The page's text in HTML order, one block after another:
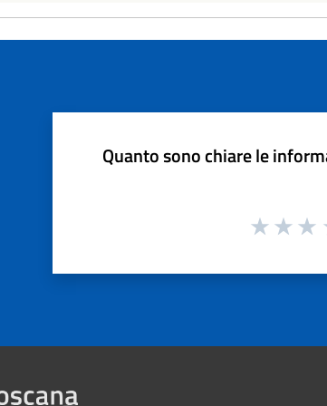
Quanto sono chiare le